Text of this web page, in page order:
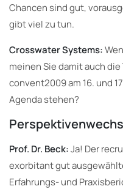
Chancen sind gut,
gibt viel zu tun.
Crosswater Systems:
meinen Sie damit auch
convent2009 am 16. und
Agenda stehen?
Prof. Dr. Beck:Ja! Der
exorbitant gut
Erfahrungs- und